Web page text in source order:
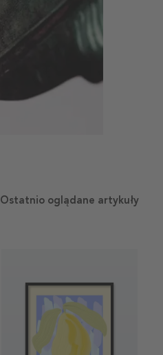
Ostatnio oglądane artykuły